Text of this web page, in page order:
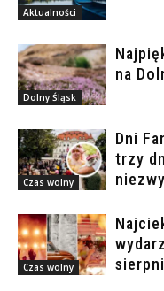
Aktualności
Dolny Śląsk
na
Czas wolny
Dni
trzy
Czas wolny